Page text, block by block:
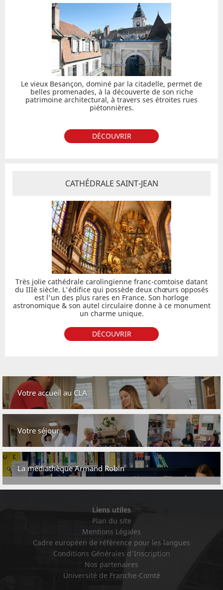
Le vieux Besançon, dominé par la citadelle, permet de
belles promenades, à la découverte de son riche
patrimoine architectural, à travers ses étroites rues
piétonnières.
DÉCOUVRIR
CATHÉDRALE SAINT-JEAN
Très jolie cathédrale carolingienne franc-comtoise datant
du IIIè siècle. L'édifice qui possède deux chœurs opposés
est l'un des plus rares en France. Son horloge
astronomique & son autel circulaire donne à ce monument
un charme unique.
DÉCOUVRIR
Votre accueil au CLA
Votre séjour
La médiathèque Armand Robin
Liens utiles
Plan du site
Mentions Légales
Cadre européen de référence pour les langues
Conditions Générales d'Inscription
Nos partenaires
Université de Franche-Comté